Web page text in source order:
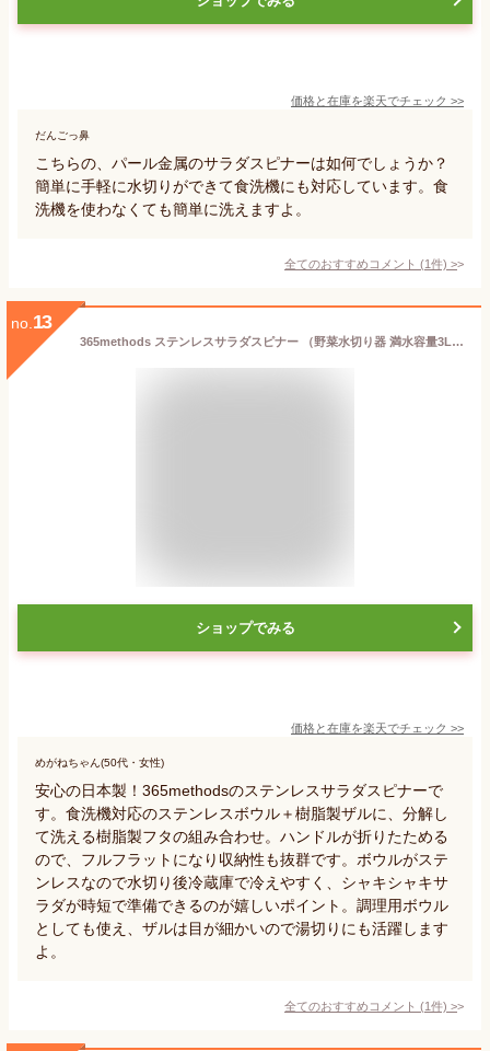
価格と在庫を楽天でチェック >>
だんごっ鼻
こちらの、パール金属のサラダスピナーは如何でしょうか？
簡単に手軽に水切りができて食洗機にも対応しています。食
洗機を使わなくても簡単に洗えますよ。
全てのおすすめコメント (1件) >
no. 13
365methods ステンレスサラダスピナー （野菜水切り器 満水容量3L 水切り 回転式 簡単水切り 食洗機対応 取手は収納可能 フルフラット ステンレスボウル ザル 分解洗浄可能）【ポイント5倍/送料無料】【p0507】
ショップでみる
価格と在庫を楽天でチェック >>
めがねちゃん(50代・女性)
安心の日本製！365methodsのステンレスサラダスピナーで
す。食洗機対応のステンレスボウル＋樹脂製ザルに、分解し
て洗える樹脂製フタの組み合わせ。ハンドルが折りたためる
ので、フルフラットになり収納性も抜群です。ボウルがステ
ンレスなので水切り後冷蔵庫で冷えやすく、シャキシャキサ
ラダが時短で準備できるのが嬉しいポイント。調理用ボウル
としても使え、ザルは目が細かいので湯切りにも活躍します
よ。
全てのおすすめコメント (1件) >